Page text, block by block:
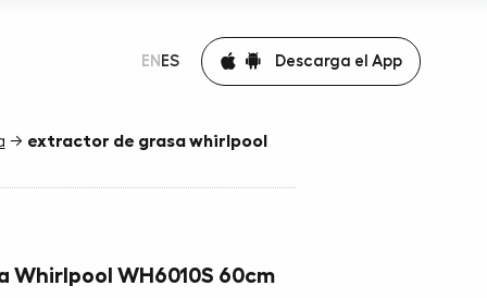
EN ES Descarga el App
→ extractor de grasa whirlpool
Whirlpool WH6010S 60cm